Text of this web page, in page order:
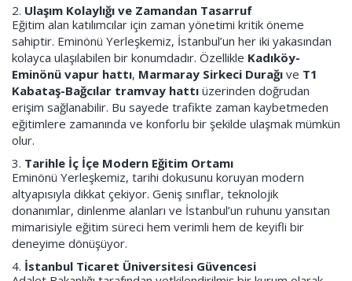
2. Ulaşım Kolaylığı ve Zamandan Tasarruf
Eğitim alan katılımcılar için zaman yönetimi kritik öneme
sahiptir. Eminönü Yerleşkemiz, İstanbul’un her iki yakasından
kolayca ulaşılabilen bir konumdadır. Özellikle Kadıköy-
Eminönü vapur hattı, Marmaray Sirkeci Durağı ve T1
Kabataş-Bağcılar tramvay hattı üzerinden doğrudan
erişim sağlanabilir. Bu sayede trafikte zaman kaybetmeden
eğitimlere zamanında ve konforlu bir şekilde ulaşmak mümkün
olur.
3. Tarihle İç İçe Modern Eğitim Ortamı
Eminönü Yerleşkemiz, tarihi dokusunu koruyan modern
altyapısıyla dikkat çekiyor. Geniş sınıflar, teknolojik
donanımlar, dinlenme alanları ve İstanbul’un ruhunu yansıtan
mimarisiyle eğitim süreci hem verimli hem de keyifli bir
deneyime dönüşüyor.
4. İstanbul Ticaret Üniversitesi Güvencesi